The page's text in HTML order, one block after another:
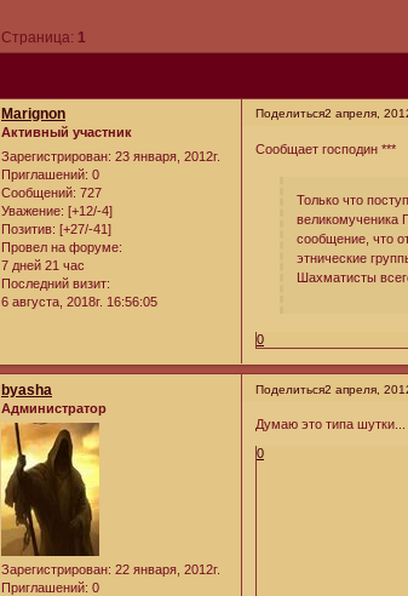
Страница: 1
Поделиться2 апреля,
Marignon
Активный участник
Зарегистрирован: 23 января, 2012г.
Приглашений: 0
Сообщений: 727
Уважение: [+12/-4]
Позитив: [+27/-41]
Провел на форуме:
7 дней 21 час
Последний визит:
6 августа, 2018г. 16:56:05
Сообщает господин ***
Только что
великомученика
сообщение, что
этнические
Шахматисты
0
Поделиться2 апреля,
byasha
Администратор
Зарегистрирован: 22 января, 2012г.
Приглашений: 0
Думаю это типа шутки...
0